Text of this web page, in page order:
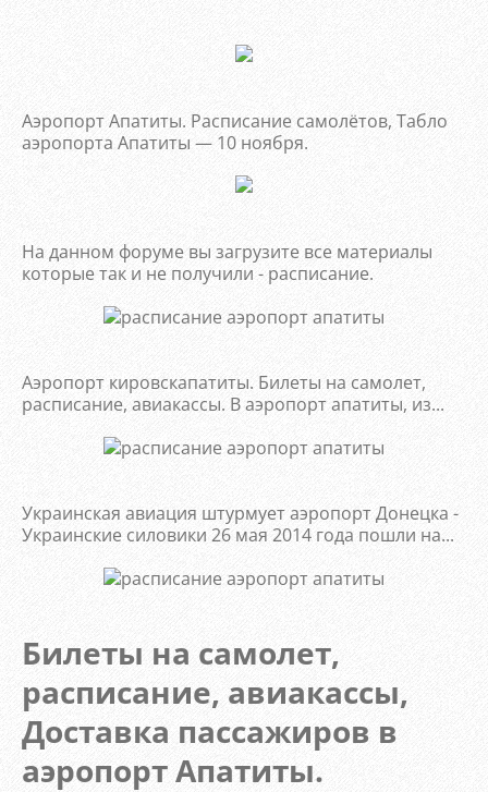
Аэропорт Апатиты. Расписание самолётов, Табло
аэропорта Апатиты — 10 ноября.
На данном форуме вы загрузите все материалы
которые так и не получили - расписание.
Аэропорт кировскапатиты. Билеты на самолет,
расписание, авиакассы. В аэропорт апатиты, из...
Украинская авиация штурмует аэропорт Донецка -
Украинские силовики 26 мая 2014 года пошли на...
Билеты на самолет,
расписание, авиакассы,
Доставка пассажиров в
аэропорт Апатиты.